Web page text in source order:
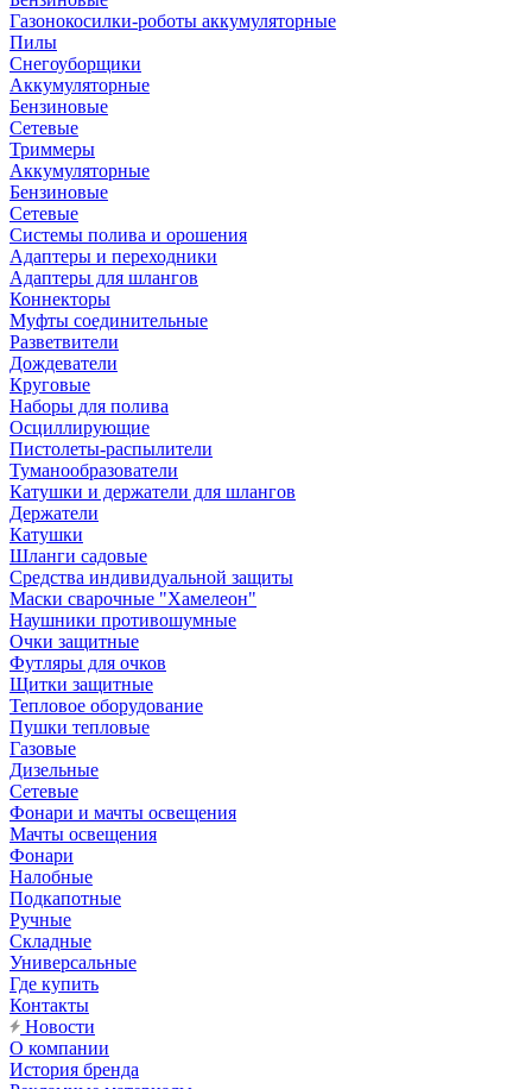
Газонокосилки-роботы аккумуляторные
Пилы
Снегоуборщики
Аккумуляторные
Бензиновые
Сетевые
Триммеры
Аккумуляторные
Бензиновые
Сетевые
Системы полива и орошения
Адаптеры и переходники
Адаптеры для шлангов
Коннекторы
Муфты соединительные
Разветвители
Дождеватели
Круговые
Наборы для полива
Осциллирующие
Пистолеты-распылители
Туманообразователи
Катушки и держатели для шлангов
Держатели
Катушки
Шланги садовые
Средства индивидуальной защиты
Маски сварочные "Хамелеон"
Наушники противошумные
Очки защитные
Футляры для очков
Щитки защитные
Тепловое оборудование
Пушки тепловые
Газовые
Дизельные
Сетевые
Фонари и мачты освещения
Мачты освещения
Фонари
Налобные
Подкапотные
Ручные
Складные
Универсальные
Где купить
Контакты
Новости
О компании
История бренда